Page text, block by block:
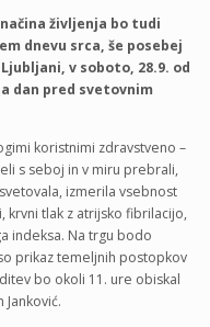
življenja bo tudi
dnevu srca, še posebej
Ljubljani, v soboto, 28.9. od
dan pred svetovnim
koristnimi zdravstveno –
s seboj in v miru prebrali,
izmerila vsebnost
krvni tlak z atrijsko fibrilacijo,
indeksa. Na trgu bodo
prikaz temeljnih postopkov
bo okoli 11. ure obiskal